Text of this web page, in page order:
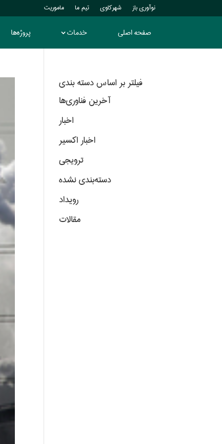
ماموریت تیم ما شهرکاوی نوآوری باز
صفحه اصلی خدمات پروژه‌ها
فیلتر بر اساس دسته بندی
آخرین فناوری‌ها
اخبار
اخبار اکسیر
ترویجی
دسته‌بندی نشده
رویداد
مقالات